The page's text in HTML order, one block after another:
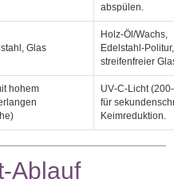
abspülen.
Glas
Holz‑Öl/Wachs,
Edelstahl‑Politur,
streifenfreier
hohem
UV‑C‑Licht
für
Keimreduktion.